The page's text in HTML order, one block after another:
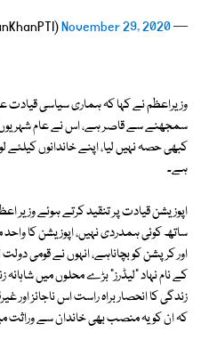
— Imran Khan (@ImranKhanPTI)
November 29, 2020
وزیراعظم نے کہا کہ ہماری سیاسی
سمجھنے سے قاصر ہے، اس نے عام
کبھی حصہ نہیں لیا، اپنے خاندانوں
ہے۔
اپوزیشن قیادت پر تنقید کرتے ہوئے وزیر
ساتھ کوئی ہمدردی نہیں، اپوزیشن کا
اور کرپشن کو بچاناہے، انہوں نے قومی
کے نام نہاد "لیڈرز" بڑے محلوں میں
زندگی کا انحصار براہ راست اس ناجائز
کہ ان کو یہ منصب بھی خاندان سے وراثت